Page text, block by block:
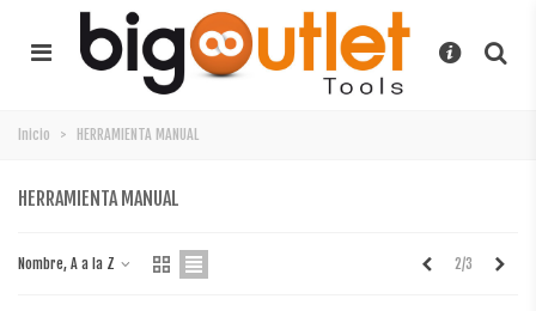
Inicio > HERRAMIENTA MANUAL
HERRAMIENTA MANUAL
Nombre, A a la Z Anterior
2/3